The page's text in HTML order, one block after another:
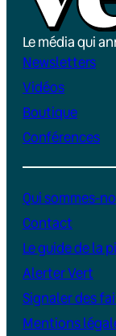
Le média qui
Newsletters
Vidéos
Boutique
Conférences
Qui sommes-
Contact
Le guide de la
Alerter Vert
Signaler des
Mentions